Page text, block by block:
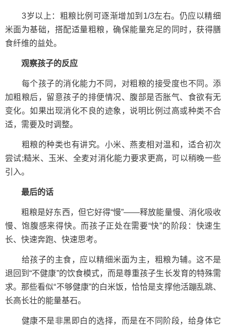
3岁以上：粗粮比例可逐渐增加到1/3左右。仍应以精细
米面为基础，搭配适量粗粮，确保能量充足的同时，获得膳
食纤维的益处。
观察孩子的反应
每个孩子的消化能力不同，对粗粮的接受度也不同。添
加粗粮后，留意孩子的排便情况、腹部是否胀气、食欲有无
变化。如果出现消化不良的迹象，说明比例过高或种类不合
适，需要及时调整。
粗粮的种类也有讲究。小米、燕麦相对温和，适合初次
尝试;糙米、玉米、全麦对消化能力要求更高，可以稍晚一些
引入。
最后的话
粗粮是好东西，但它好得“慢”——释放能量慢、消化吸收
慢、饱腹感来得快。而孩子正处在需要“快”的阶段：快速生
长、快速奔跑、快速思考。
给孩子的主食，应以精细米面为主，粗粮为辅。这不是
退回到“不健康”的饮食模式，而是尊重孩子生长发育的特殊需
求。那些看似“不够健康”的白米饭，恰恰是支撑他活蹦乱跳、
长高长壮的能量基石。
健康不是非黑即白的选择，而是在不同阶段，给身体它